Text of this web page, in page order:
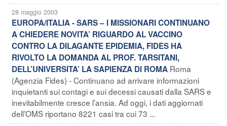
28 maggio 2003
EUROPA/ITALIA - SARS – I MISSIONARI CONTINUANO
A CHIEDERE NOVITA’ RIGUARDO AL VACCINO
CONTRO LA DILAGANTE EPIDEMIA, FIDES HA
RIVOLTO LA DOMANDA AL PROF. TARSITANI,
DELL’UNIVERSITA’ LA SAPIENZA DI ROMA Roma
(Agenzia Fides) - Continuano ad arrivare informazioni
inquietanti sui contagi e sui decessi causati dalla SARS e
inevitabilmente cresce l’ansia. Ad oggi, i dati aggiornati
dell’OMS riportano 8221 casi tra cui 73 ...